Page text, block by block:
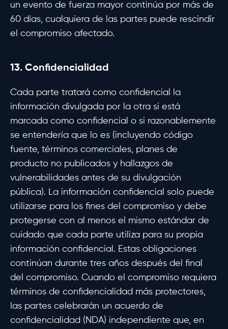
un evento de fuerza mayor continúa por más de
60 días, cualquiera de las partes puede rescindir
el compromiso afectado.
13. Confidencialidad
Cada parte tratará como confidencial la
información divulgada por la otra si está
marcada como confidencial o si razonablemente
se entendería que lo es (incluyendo código
fuente, términos comerciales, planes de
producto no publicados y hallazgos de
vulnerabilidades antes de su divulgación
pública). La información confidencial solo puede
utilizarse para los fines del compromiso y debe
protegerse con al menos el mismo estándar de
cuidado que cada parte utiliza para su propia
información confidencial. Estas obligaciones
continúan durante tres años después del final
del compromiso. Cuando el compromiso requiera
términos de confidencialidad más protectores,
las partes celebrarán un acuerdo de
confidencialidad (NDA) independiente que, en